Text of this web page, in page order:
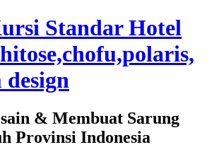
Standar Hotel
& Membuat Sarung
Provinsi Indonesia